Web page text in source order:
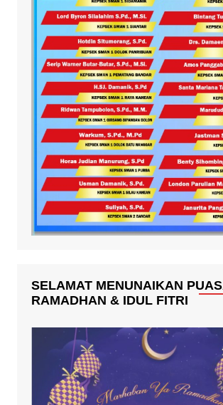
SELAMAT MENUNAIKAN
RAMADHAN & IDUL FITRI